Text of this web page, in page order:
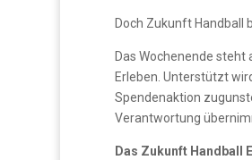
Doch Zukunft Handball
Das Wochenende
Erleben. Unterstützt
Spendenaktion
Verantwortung
Das Zukunft Handball